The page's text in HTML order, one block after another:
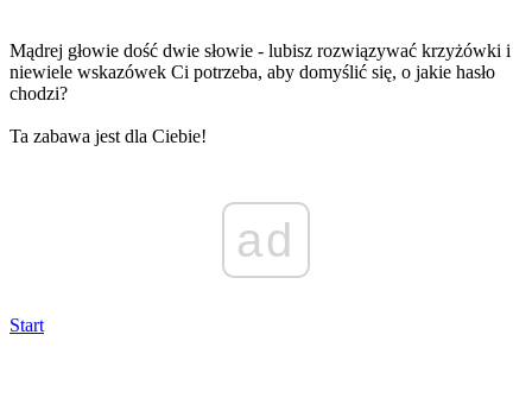
Mądrej głowie dość dwie słowie - lubisz rozwiązywać krzyżówki i
niewiele wskazówek Ci potrzeba, aby domyślić się, o jakie hasło
chodzi?
Ta zabawa jest dla Ciebie!
ad
Start